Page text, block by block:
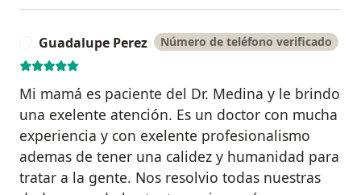
Guadalupe Perez Número de teléfono verificado
Mi mamá es paciente del Dr. Medina y le brindo
una exelente atención. Es un doctor con mucha
experiencia y con exelente profesionalismo
ademas de tener una calidez y humanidad para
tratar a la gente. Nos resolvio todas nuestras